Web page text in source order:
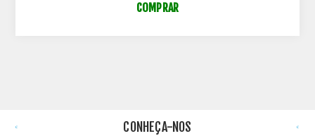
COMPRAR
CONHEÇA-NOS